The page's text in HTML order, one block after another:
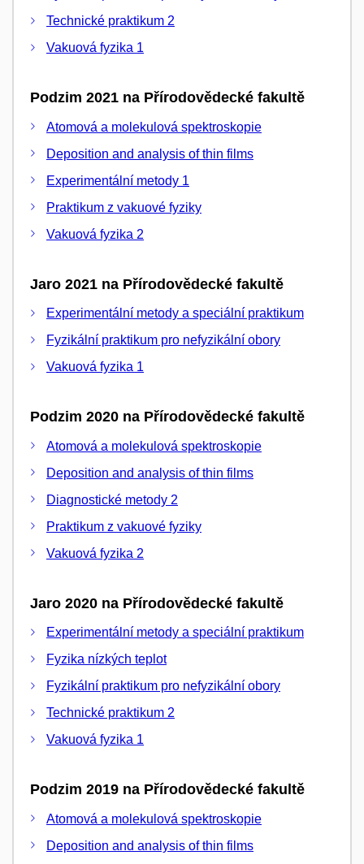
Technické praktikum 2
Vakuová fyzika 1
Podzim 2021 na Přírodovědecké fakultě
Atomová a molekulová spektroskopie
Deposition and analysis of thin films
Experimentální metody 1
Praktikum z vakuové fyziky
Vakuová fyzika 2
Jaro 2021 na Přírodovědecké fakultě
Experimentální metody a speciální praktikum
Fyzikální praktikum pro nefyzikální obory
Vakuová fyzika 1
Podzim 2020 na Přírodovědecké fakultě
Atomová a molekulová spektroskopie
Deposition and analysis of thin films
Diagnostické metody 2
Praktikum z vakuové fyziky
Vakuová fyzika 2
Jaro 2020 na Přírodovědecké fakultě
Experimentální metody a speciální praktikum
Fyzika nízkých teplot
Fyzikální praktikum pro nefyzikální obory
Technické praktikum 2
Vakuová fyzika 1
Podzim 2019 na Přírodovědecké fakultě
Atomová a molekulová spektroskopie
Deposition and analysis of thin films